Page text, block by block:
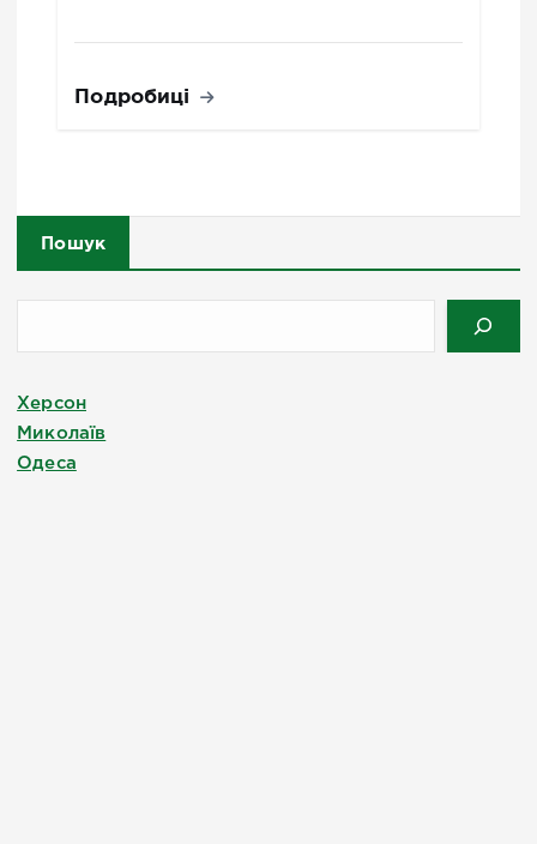
Подробиці
Пошук
Херсон
Миколаїв
Одеса